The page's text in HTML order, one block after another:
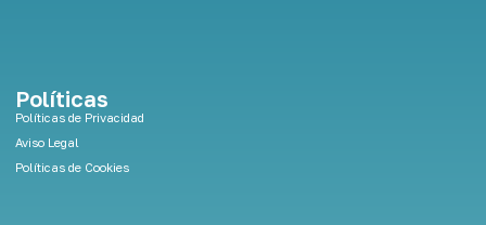
Políticas
Políticas de Privacidad
Aviso Legal
Políticas de Cookies